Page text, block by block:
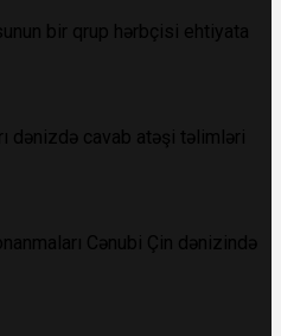
bir qrup hərbçisi ehtiyata
cavab atəşi təlimləri
Cənubi Çin dənizində